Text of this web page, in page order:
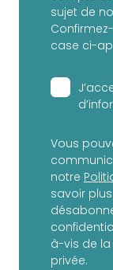
sujet de
case ci-
Vous
notre
savoir
à-vis de
privée.